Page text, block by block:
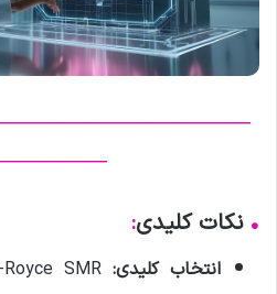
• نکات کلیدی:
انتخاب کلیدی: